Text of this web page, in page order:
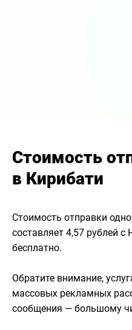
Стоимость
в Кирибати
Стоимость отправки
составляет 4,57 рублей
бесплатно.
Обратите внимание,
массовых рекламных
сообщения — большому